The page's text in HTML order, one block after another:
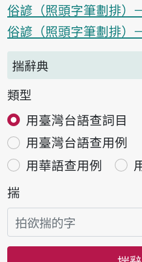
俗諺（照頭字筆劃排
俗諺（照頭字筆劃排
揣辭典
類型
用臺灣台語查詞目
用臺灣台語查用例
用華語查用例
揣